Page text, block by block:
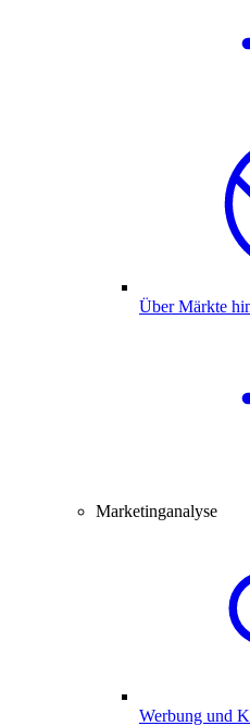
Über Märkte
Marketinganalyse
Werbung und